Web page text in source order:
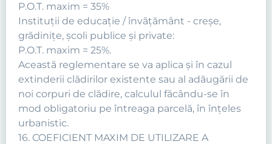
P.O.T. maxim = 35%
Instituţii de educaţie / învăţământ - creşe,
grădiniţe, şcoli publice şi private:
P.O.T. maxim = 25%.
Această reglementare se va aplica şi în cazul
extinderii clădirilor existente sau al adăugării de
noi corpuri de clădire, calculul făcându-se în
mod obligatoriu pe întreaga parcelă, în înţeles
urbanistic.
16. COEFICIENT MAXIM DE UTILIZARE A